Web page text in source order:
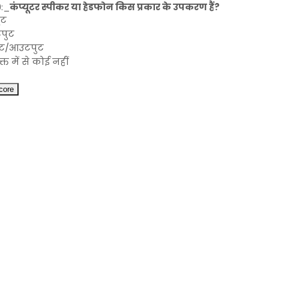
कंप्यूटर स्पीकर या हेडफोन किस प्रकार के उपकरण हैं?
आउटपुट
में से कोई नहीं